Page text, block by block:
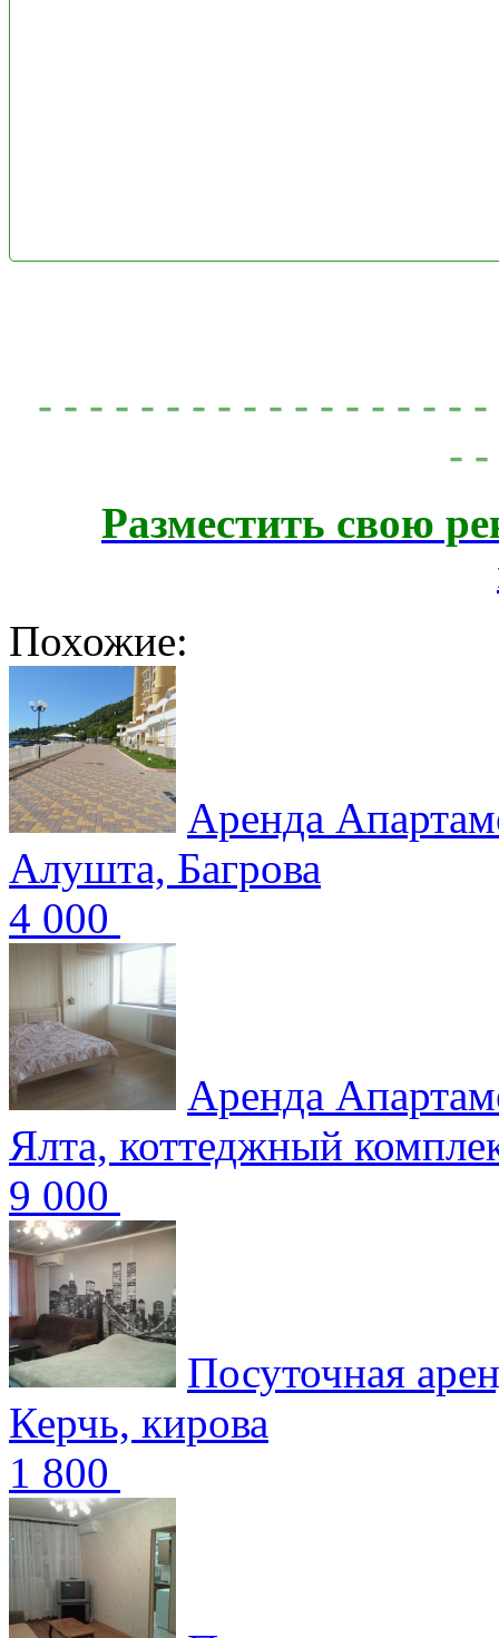
- - - - - - - - - - - - - - - - -
- -
Разместить свою
Похожие:
Аренда
Алушта, Багрова
4 000
Аренда
Ялта, коттеджный
9 000
Посуточная
Керчь, кирова
1 800